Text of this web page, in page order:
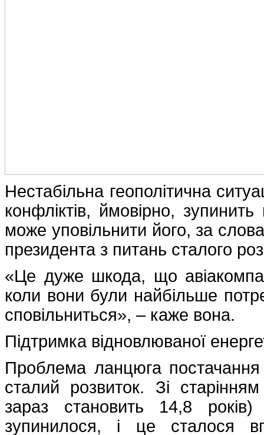
Нестабільна геополітична
конфліктів, ймовірно,
може уповільнити його, за
президента з питань сталого
«Це дуже шкода, що
коли вони були найбільше
сповільниться», – каже вона.
Підтримка відновлюваної
Проблема ланцюга
сталий розвиток. Зі
зараз становить 14,8 років)
зупинилося, і це сталося